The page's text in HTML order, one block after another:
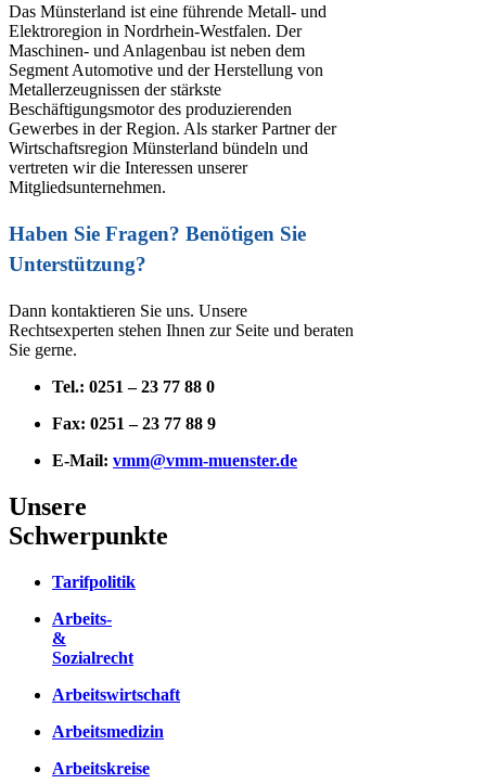
Das Münsterland ist eine führende Metall- und
Elektroregion in Nordrhein-Westfalen. Der
Maschinen- und Anlagenbau ist neben dem
Segment Automotive und der Herstellung von
Metallerzeugnissen der stärkste
Beschäftigungsmotor des produzierenden
Gewerbes in der Region. Als starker Partner der
Wirtschaftsregion Münsterland bündeln und
vertreten wir die Interessen unserer
Mitgliedsunternehmen.
Haben Sie Fragen? Benötigen Sie
Unterstützung?
Dann kontaktieren Sie uns. Unsere
Rechtsexperten stehen Ihnen zur Seite und beraten
Sie gerne.
Tel.: 0251 – 23 77 88 0
Fax: 0251 – 23 77 88 9
E-Mail: vmm@vmm-muenster.de
Unsere
Schwerpunkte
Tarifpolitik
Arbeits-
&
Sozialrecht
Arbeitswirtschaft
Arbeitsmedizin
Arbeitskreise